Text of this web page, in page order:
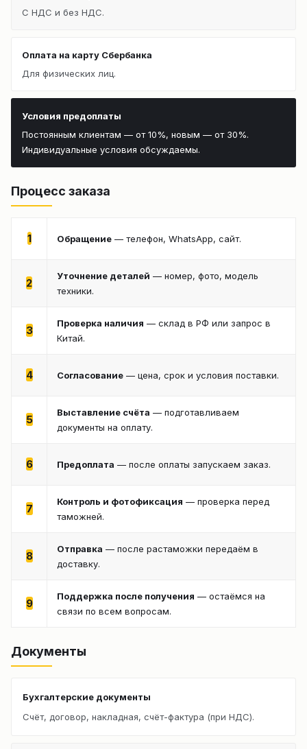
С НДС и без НДС.
Оплата на карту Сбербанка
Для физических лиц.
Условия предоплаты
Постоянным клиентам — от 10%, новым — от 30%.
Индивидуальные условия обсуждаемы.
Процесс заказа
1 Обращение — телефон, WhatsApp, сайт.
2
Уточнение деталей — номер, фото, модель
техники.
3
Проверка наличия — склад в РФ или запрос в
Китай.
4 Согласование — цена, срок и условия поставки.
5
Выставление счёта — подготавливаем
документы на оплату.
6 Предоплата — после оплаты запускаем заказ.
7
Контроль и фотофиксация — проверка перед
таможней.
8
Отправка — после растаможки передаём в
доставку.
9
Поддержка после получения — остаёмся на
связи по всем вопросам.
Документы
Бухгалтерские документы
Счёт, договор, накладная, счёт-фактура (при НДС).